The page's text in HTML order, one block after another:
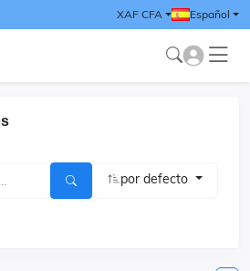
XAF CFA Español
por defecto